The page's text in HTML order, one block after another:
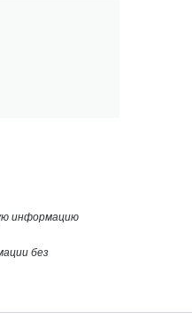
информацию
без